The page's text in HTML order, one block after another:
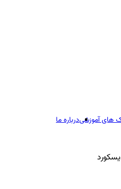
های آموزشیدرباره ما